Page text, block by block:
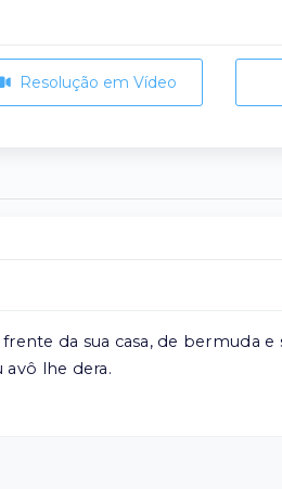
Resolução em Vídeo
da sua casa, de bermuda e
lhe dera.